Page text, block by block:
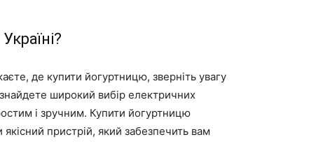
де купити йогуртницю, зверніть увагу
широкий вибір електричних
і зручним. Купити йогуртницю
пристрій, який забезпечить вам